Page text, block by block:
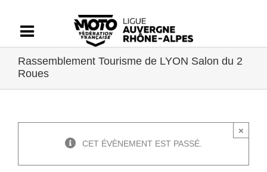
contenu
Rassemblement Tourisme de LYON Salon du 2
Roues
×
CET ÉVÈNEMENT EST PASSÉ.